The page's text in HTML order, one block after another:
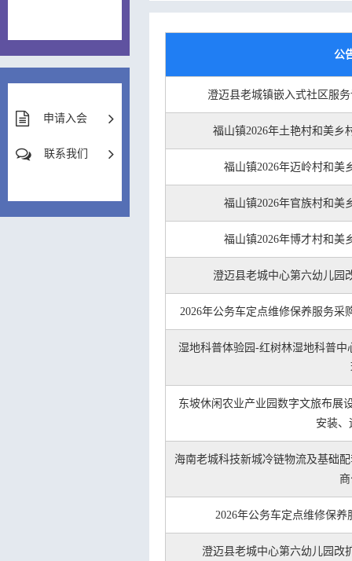
申请入会
联系我们
公
澄迈县老城镇嵌入式社区服
福山镇2026年土艳村和美乡
福山镇2026年迈岭村和美
福山镇2026年官族村和美
福山镇2026年博才村和美
澄迈县老城中心第六幼儿园
2026年公务车定点维修保养服务采
湿地科普体验园-红树林湿地科普
东坡休闲农业产业园数字文旅布展
安装、
海南老城科技新城冷链物流及基础
2026年公务车定点维修保
澄迈县老城中心第六幼儿园改